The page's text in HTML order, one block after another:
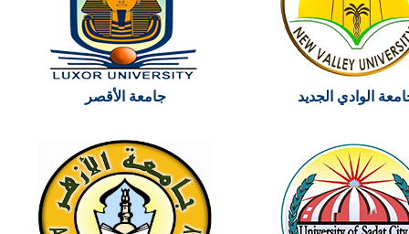
الوادي الجديد جامعة الأقصر